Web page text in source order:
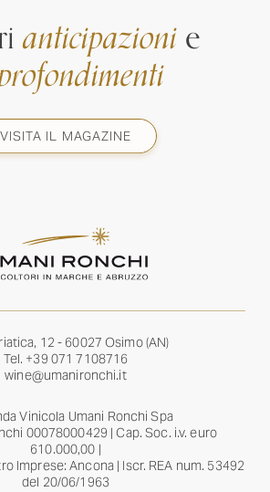
anticipazionie
VISITA IL MAGAZINE
12 - 60027 Osimo (AN)
Tel. +39 071 7108716
wine@umanironchi.it
Vinicola Umani Ronchi Spa
00078000429 | Cap. Soc. i.v. euro
610.000,00 |
Imprese: Ancona | Iscr. REA num. 53492
del 20/06/1963